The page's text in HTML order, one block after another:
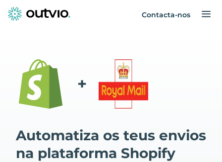
Contacta-nos
+
Automatiza os teus envios
na plataforma Shopify